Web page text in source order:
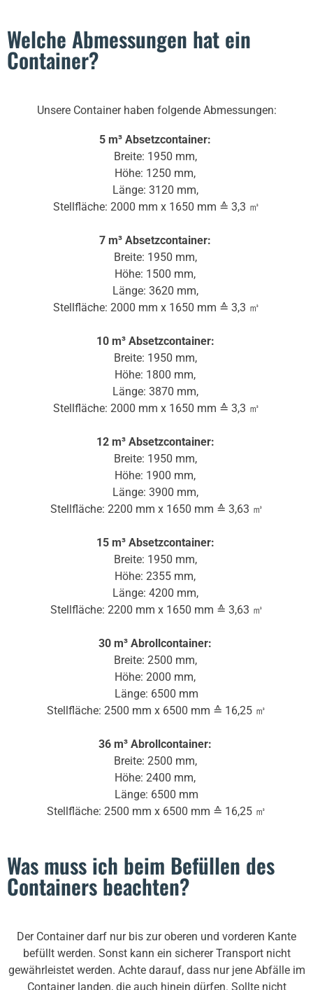
Welche Abmessungen hat ein
Container?
Unsere Container haben folgende Abmessungen:
5 m³ Absetzcontainer:
Breite: 1950 mm,
Höhe: 1250 mm,
Länge: 3120 mm,
Stellfläche: 2000 mm x 1650 mm ≙ 3,3 ㎥
7 m³ Absetzcontainer:
Breite: 1950 mm,
Höhe: 1500 mm,
Länge: 3620 mm,
Stellfläche: 2000 mm x 1650 mm ≙ 3,3 ㎥
10 m³ Absetzcontainer:
Breite: 1950 mm,
Höhe: 1800 mm,
Länge: 3870 mm,
Stellfläche: 2000 mm x 1650 mm ≙ 3,3 ㎥
12 m³ Absetzcontainer:
Breite: 1950 mm,
Höhe: 1900 mm,
Länge: 3900 mm,
Stellfläche: 2200 mm x 1650 mm ≙ 3,63 ㎥
15 m³ Absetzcontainer:
Breite: 1950 mm,
Höhe: 2355 mm,
Länge: 4200 mm,
Stellfläche: 2200 mm x 1650 mm ≙ 3,63 ㎥
30 m³ Abrollcontainer:
Breite: 2500 mm,
Höhe: 2000 mm,
Länge: 6500 mm
Stellfläche: 2500 mm x 6500 mm ≙ 16,25 ㎥
36 m³ Abrollcontainer:
Breite: 2500 mm,
Höhe: 2400 mm,
Länge: 6500 mm
Stellfläche: 2500 mm x 6500 mm ≙ 16,25 ㎥
Was muss ich beim Befüllen des
Containers beachten?
Der Container darf nur bis zur oberen und vorderen Kante
befüllt werden. Sonst kann ein sicherer Transport nicht
gewährleistet werden. Achte darauf, dass nur jene Abfälle im
Container landen, die auch hinein dürfen. Sollte nicht